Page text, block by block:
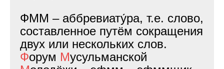
ФММ – аббревиату́ра, т.е. слово,
составленное путём сокращения
двух или нескольких слов.
Форум Мусульманской